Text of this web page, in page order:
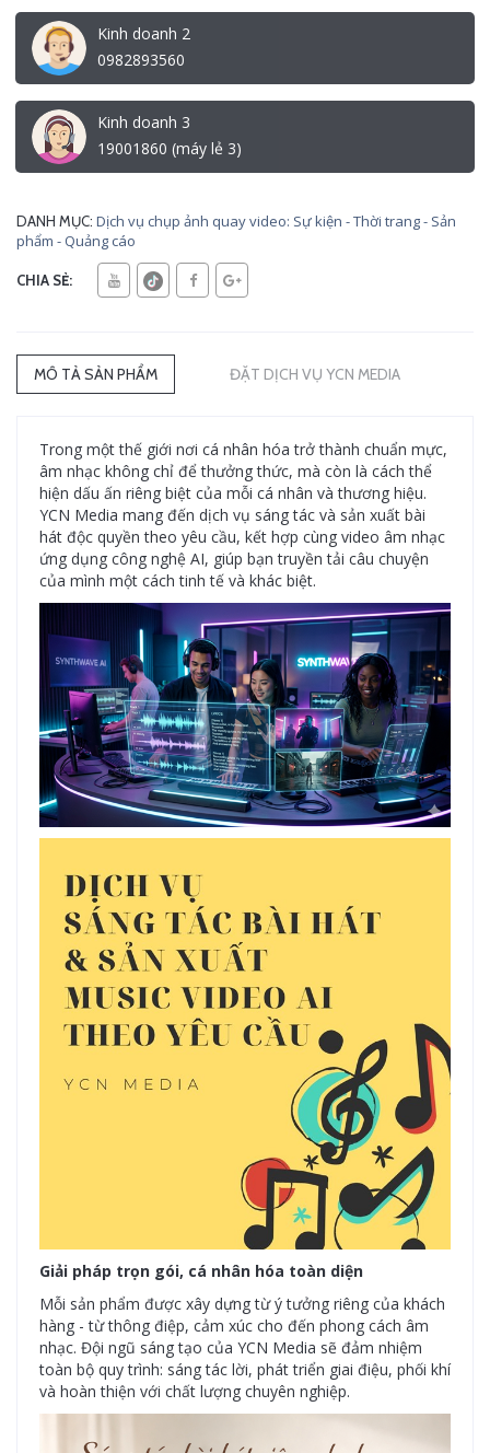
Kinh doanh 2
0982893560
Kinh doanh 3
19001860 (máy lẻ 3)
DANH MỤC: Dịch vụ chụp ảnh quay video: Sự kiện - Thời trang - Sản
phẩm - Quảng cáo
CHIA SẺ:
MÔ TẢ SẢN PHẨM ĐẶT DỊCH VỤ YCN MEDIA
Trong một thế giới nơi cá nhân hóa trở thành chuẩn mực,
âm nhạc không chỉ để thưởng thức, mà còn là cách thể
hiện dấu ấn riêng biệt của mỗi cá nhân và thương hiệu.
YCN Media mang đến dịch vụ sáng tác và sản xuất bài
hát độc quyền theo yêu cầu, kết hợp cùng video âm nhạc
ứng dụng công nghệ AI, giúp bạn truyền tải câu chuyện
của mình một cách tinh tế và khác biệt.
Giải pháp trọn gói, cá nhân hóa toàn diện
Mỗi sản phẩm được xây dựng từ ý tưởng riêng của khách
hàng - từ thông điệp, cảm xúc cho đến phong cách âm
nhạc. Đội ngũ sáng tạo của YCN Media sẽ đảm nhiệm
toàn bộ quy trình: sáng tác lời, phát triển giai điệu, phối khí
và hoàn thiện với chất lượng chuyên nghiệp.